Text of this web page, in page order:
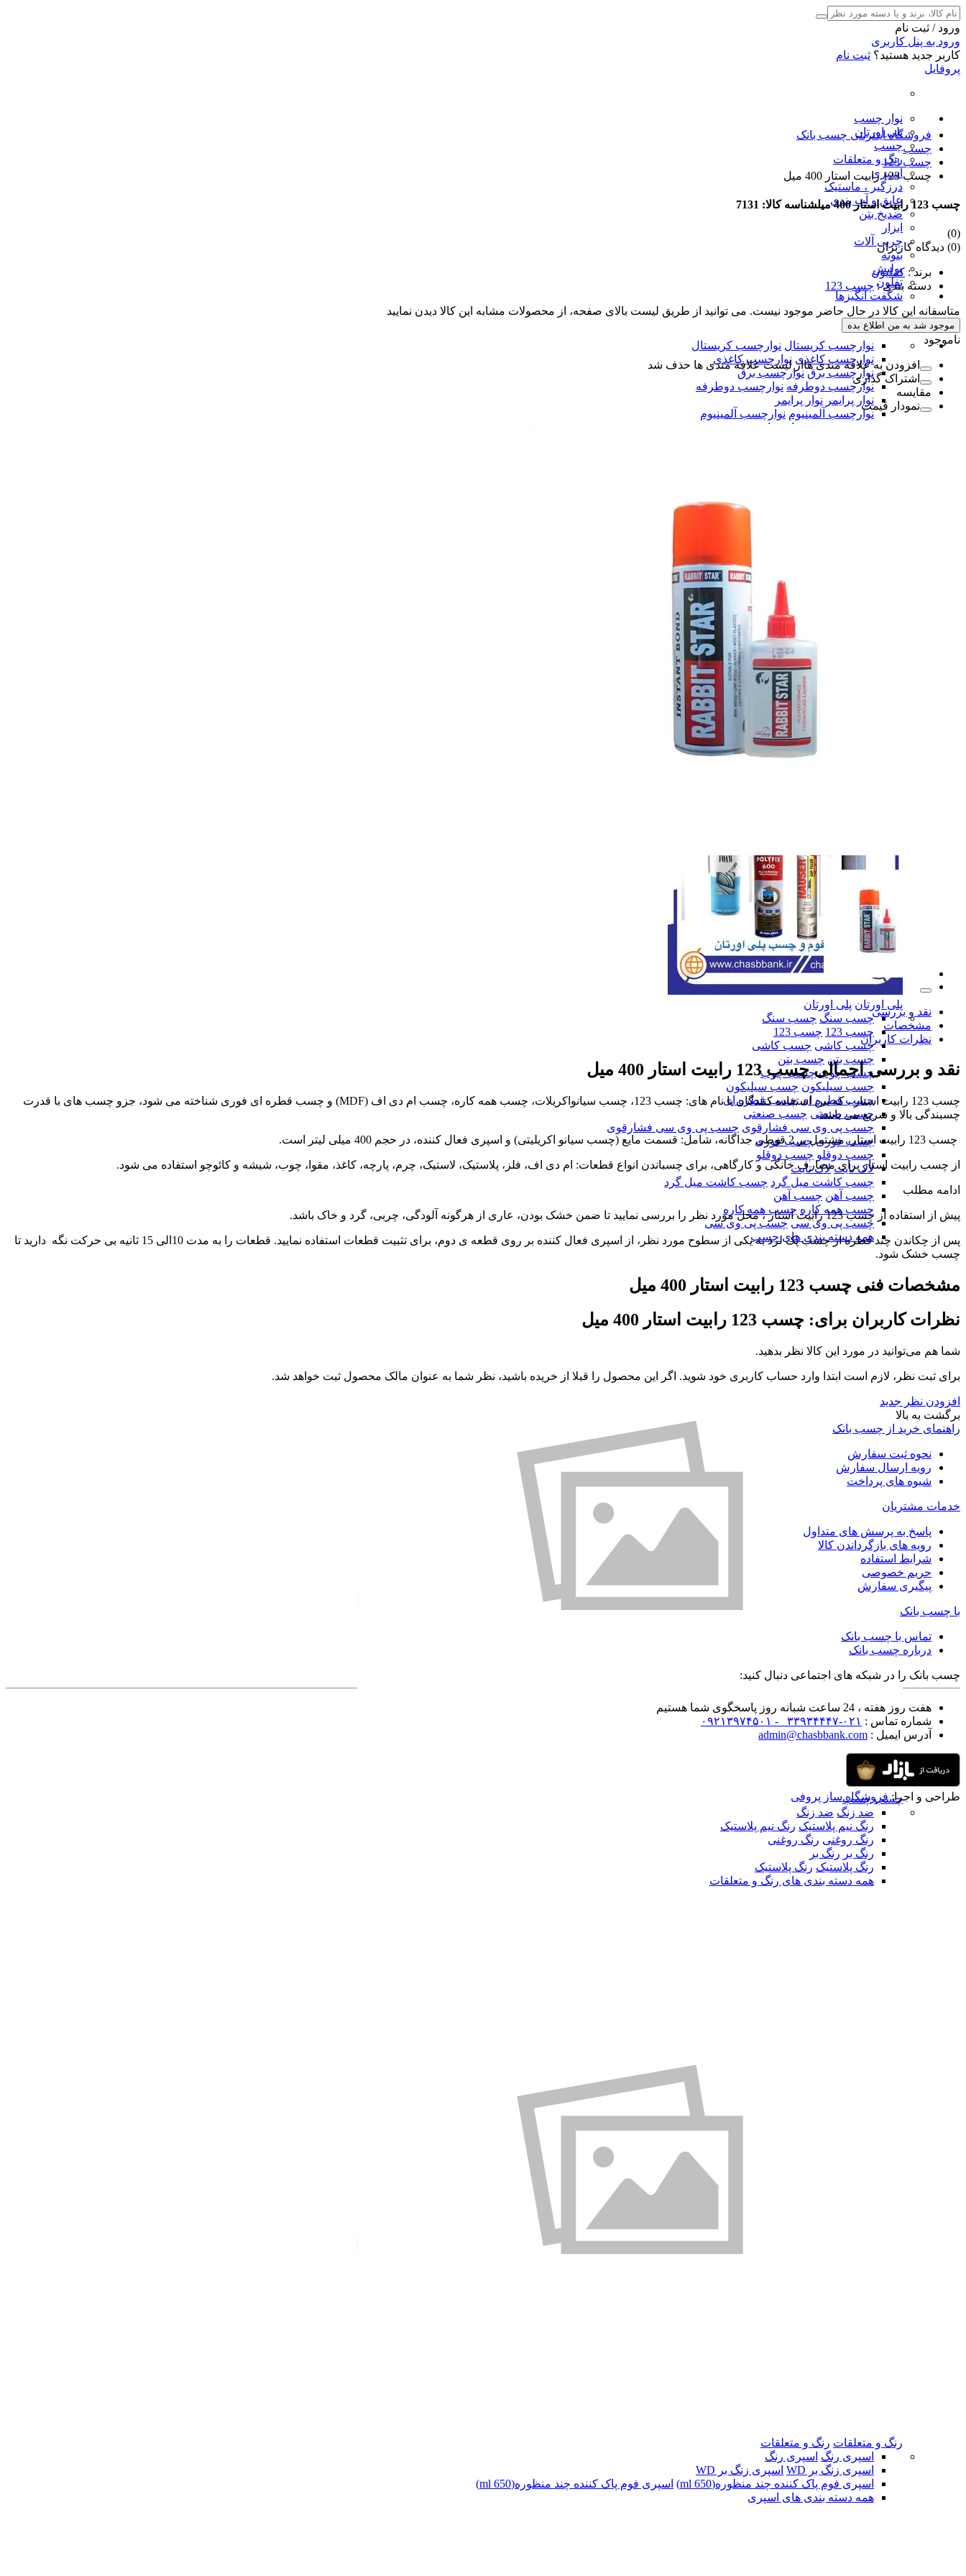
ورود / ثبت نام
ورود به پنل کاربری
کاربر جدید هستید؟ ثبت نام
پروفایل
نوار چسب
پلی اورتان
چسب
رنگ و متعلقات
اسپری
درزگیر ، ماستیک
عایق و آب بندی
ضدیخ بتن
ابزار
چربی آلات
بتونه
پولیش
تفلون
شگفت انگیزها
نوارچسب کریستال نوارچسب کریستال
نوارچسب کاغذی نوارچسب کاغذی
نوارچسب برق نوارچسب برق
نوارچسب دوطرفه نوارچسب دوطرفه
نوار پرایمر نوار پرایمر
نوارچسب آلمینیوم نوارچسب آلمینیوم
همه دسته بندی های نوار چسب
نوار چسب
اسپری فوم
پلی اورتان سوسیسی
پلی اورتان سوسیسی
همه دسته بندی های پلی اورتان
پلی اورتان پلی اورتان
چسب سنگ چسب سنگ
چسب 123
چسب 123
چسب کاشی چسب کاشی
چسب بتن چسب بتن
چسب چوب چسب چوب
چسب سیلیکون چسب سیلیکون
چسب قطره ای چسب قطره ای
چسب صنعتی چسب صنعتی
چسب پی وی سی فشارقوی چسب پی وی سی فشارقوی
چسب فوری چسب فوری
چسب دوقلو چسب دوقلو
لاک تایت لاک تایت
چسب کاشت میل گرد چسب کاشت میل گرد
چسب آهن چسب آهن
چسب همه کاره چسب همه کاره
چسب پی وی سی چسب پی وی سی
همه دسته بندی های چسب
چسب چسب
ضد زنگ ضد زنگ
رنگ نیم پلاستیک رنگ نیم پلاستیک
رنگ روغنی رنگ روغنی
رنگ بر رنگ بر
رنگ پلاستیک رنگ پلاستیک
همه دسته بندی های رنگ و متعلقات
رنگ و متعلقات رنگ و متعلقات
اسپری رنگ اسپری رنگ
اسپری زنگ بر WD
اسپری زنگ بر WD
اسپری فوم پاک کننده چند منظوره(650 ml)
اسپری فوم پاک کننده چند منظوره(650 ml)
همه دسته بندی های اسپری
فروشگاه اینترنتی چسب بانک
چسب
چسب 123
چسب 123 رابیت استار 400 میل
چسب 123 رابیت استار 400 میل شناسه کالا: 7131
(0)
(0) دیدگاه کاربران
برند: کملیون
دسته بندی: چسب 123
متاسفانه این کالا در حال حاضر موجود نیست. می توانید از طریق لیست بالای صفحه، از محصولات مشابه این کالا دیدن نمایید
موجود شد به من اطلاع بده
ناموجود
افزودن به علاقه مندی هااز لیست علاقه مندی ها حذف شد
اشتراک گذاری
مقایسه
نمودار قیمت
نقد و بررسی
مشخصات
نظرات کاربران
نقد و بررسی اجمالیچسب 123 رابیت استار 400 میل
چسب 123 رابیت استار ، که بین استفاده کنندگان با نام های: چسب 123، چسب سیانواکریلات، چسب همه کاره، چسب ام دی اف (MDF) و چسب قطره ای فوری شناخته می شود، جزو چسب های با قدرت
چسبندگی بالا و سریع می باشد.
چسب 123 رابیت استار، مشتمل بر 2 قوطی جداگانه، شامل: قسمت مایع (چسب سیانو اکریلیتی) و اسپری فعال کننده، در حجم 400 میلی لیتر است.
از چسب رابیت استار برای مصارف خانگی و کارگاهی، برای چسباندن انواع قطعات: ام دی اف، فلز، پلاستیک، لاستیک، چرم، پارچه، کاغذ، مقوا، چوب، شیشه و کائوچو استفاده می شود.
ادامه مطلب
پیش از استفاده از چسب 123 رابیت استار ، محل مورد نظر را بررسی نمایید تا ضمن خشک بودن، عاری از هرگونه آلودگی، چربی، گرد و خاک باشد.
پس از چکاندن چند قطره از چسب پک لرد به یکی از سطوح مورد نظر، از اسپری فعال کننده بر روی قطعه ی دوم، برای تثبیت قطعات استفاده نمایید. قطعات را به مدت 10الی 15 ثانیه بی حرکت نگه دارید تا
چسب خشک شود.
مشخصات فنی چسب 123 رابیت استار 400 میل
نظرات کاربران برای: چسب 123 رابیت استار 400 میل
شما هم می‌توانید در مورد این کالا نظر بدهید.
برای ثبت نظر، لازم است ابتدا وارد حساب کاربری خود شوید. اگر این محصول را قبلا از خریده باشید، نظر شما به عنوان مالک محصول ثبت خواهد شد.
افزودن نظر جدید
برگشت به بالا
راهنمای خرید از چسب بانک
نحوه ثبت سفارش
رویه ارسال سفارش
شیوه های پرداخت
خدمات مشتریان
پاسخ به پرسش های متداول
رویه های بازگرداندن کالا
شرایط استفاده
حریم خصوصی
پیگیری سفارش
با چسب بانک
تماس با چسب بانک
درباره چسب بانک
چسب بانک را در شبکه های اجتماعی دنبال کنید:
هفت روز هفته ، 24 ساعت شبانه روز پاسخگوی شما هستیم
شماره تماس : ۰۲۱-۳۳۹۳۴۴۴۷ -
۰۹۲۱۳۹۷۴۵۰۱
آدرس ایمیل : admin@chasbbank.com
طراحی و اجرا:فروشگاه ساز پروفی